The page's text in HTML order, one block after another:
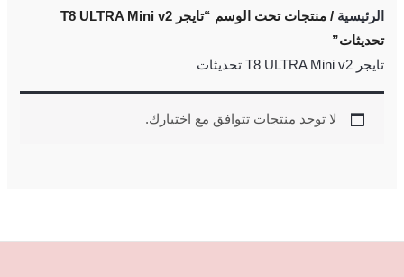
الرئيسية
/ منتجات تحت الوسم “تايجر T8 ULTRA Mini v2
تحديثات”
تايجر T8 ULTRA Mini v2 تحديثات
لا توجد منتجات تتوافق مع اختيارك.